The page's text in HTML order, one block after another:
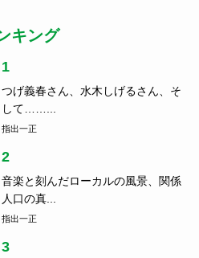
2
音楽と刻んだローカルの風景、関係
人口の真...
指出一正
3
車中泊のコツ、ご存じですか？防災
の日に読...
4
【アウトドア】クマの心配なく、安